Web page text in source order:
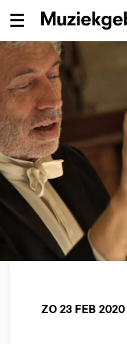
Menu
ZO 23 FEB 2020